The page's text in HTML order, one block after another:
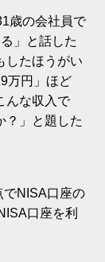
歳の会社員で
」と話した
したほうがい
万円」ほど
んな収入で
？」と題した
でNISA口座の
口座を利